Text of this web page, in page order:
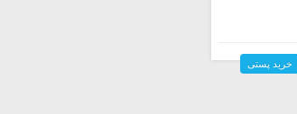
خرید پستی